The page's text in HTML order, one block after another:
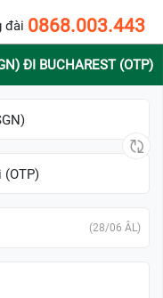
đài 0868.003.443
ĐI BUCHAREST (OTP)
(OTP)
(28/06 ÂL)